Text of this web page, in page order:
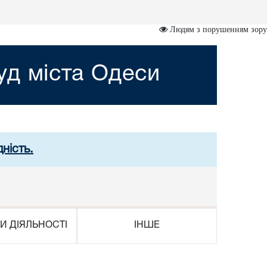
Людям з порушенням зору
міста Одеси
ДІЯЛЬНОСТІ ІНШЕ